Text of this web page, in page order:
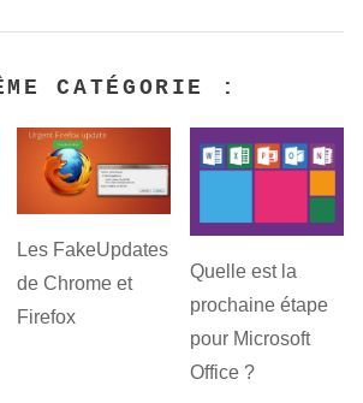
CATÉGORIE :
Les FakeUpdates
de Chrome et
Firefox
Quelle est la
prochaine étape
pour Microsoft
Office ?